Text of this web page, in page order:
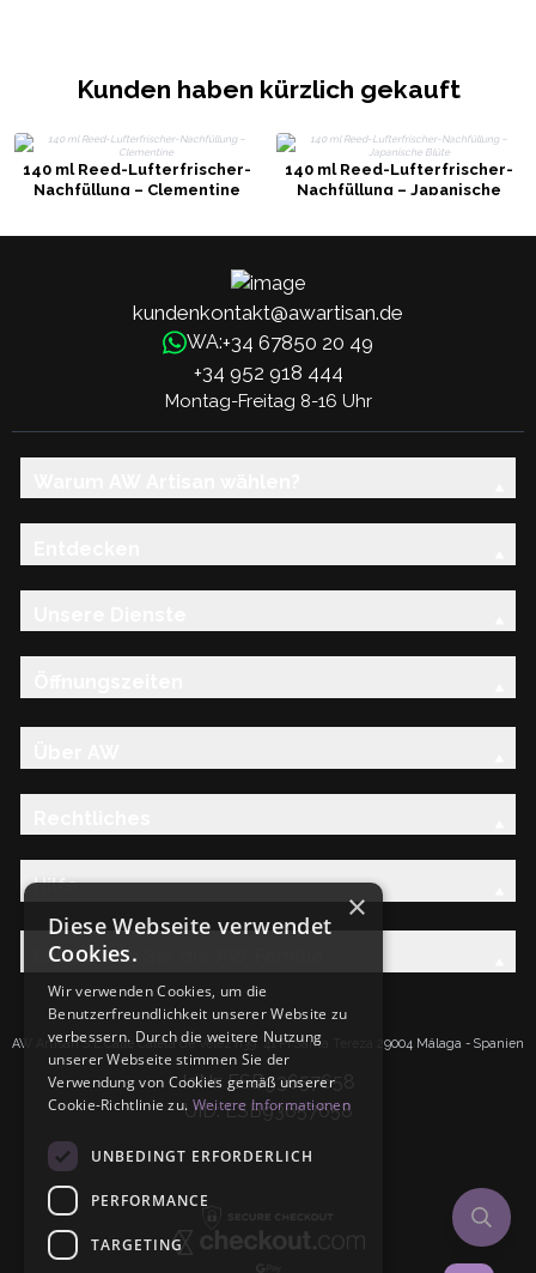
Kunden haben kürzlich gekauft
140 ml Reed-Lufterfrischer-
Nachfüllung – Clementine
140 ml Reed-Lufterfrischer-
Nachfüllung – Japanische
kundenkontakt@awartisan.de
WA:+34 67850 20 49
+34 952 918 444
Montag-Freitag 8-16 Uhr
Hilfe
Entdecken Sie die AW-Familie
AW Artisan S.L.Calle Caleta de Velez n39, 41 PI Santa Tereza 29004 Málaga - Spanien
IdNr: ESB93657658
UID: ESB93657658
×
Diese Webseite verwendet
Cookies.
Wir verwenden Cookies, um die
Benutzerfreundlichkeit unserer Website zu
verbessern. Durch die weitere Nutzung
unserer Webseite stimmen Sie der
Verwendung von Cookies gemäß unserer
Cookie-Richtlinie zu. Weitere Informationen
UNBEDINGT ERFORDERLICH
PERFORMANCE
TARGETING